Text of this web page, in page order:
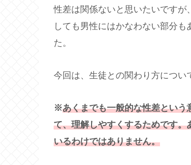
性差は関係ないと思いたいですが
しても男性にはかなわない部分
た。
今回は、生徒との関わり方につい
※あくまでも一般的な性差とい
て、理解しやすくするためです
いるわけではありません。